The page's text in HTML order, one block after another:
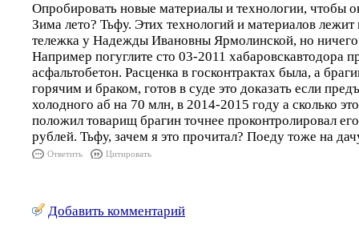
Опробировать новые материалы и технологии, чтобы
Зима лето? Тьфу. Этих технологий и материалов лежит
тележка у Надежды Ивановны Ярмолинской, но ничего
Например погуглите сто 03-2011 хабаровскавтодора
асфальтобетон. Расценка в госконтрактах была, а
горячим и браком, готов в суде это доказать если
холодного аб на 70 млн, в 2014-2015 году а сколько
положил товарищ брагин точнее проконтролировал
рублей. Тьфу, зачем я это прочитал? Поеду тоже на
Ответить Цитировать
Добавить комментарий